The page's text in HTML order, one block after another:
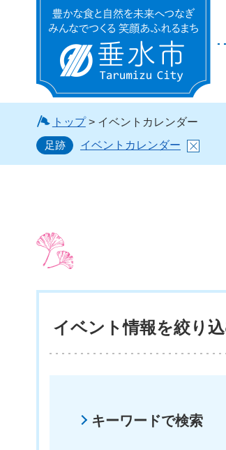
垂水市
トップ> イベントカレンダー
足跡
イベントカレンダー
イベント情報を絞り
キーワードで検索